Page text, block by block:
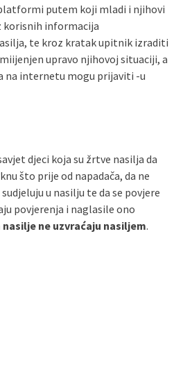
putem koji mladi i njihovi
informacija
te kroz kratak upitnik izraditi
upravo njihovoj situaciji, a
na internetu mogu prijaviti -u
djeci koja su žrtve nasilja da
što prije od napadača, da ne
u nasilju te da se povjere
povjerenja i naglasile ono
nasilje ne uzvraćaju nasiljem.